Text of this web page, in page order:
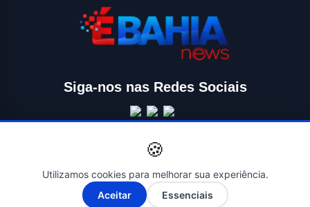
Siga-nos nas Redes Sociais
A- A+
🍪
Utilizamos cookies para melhorar sua experiência.
Aceitar
Essenciais